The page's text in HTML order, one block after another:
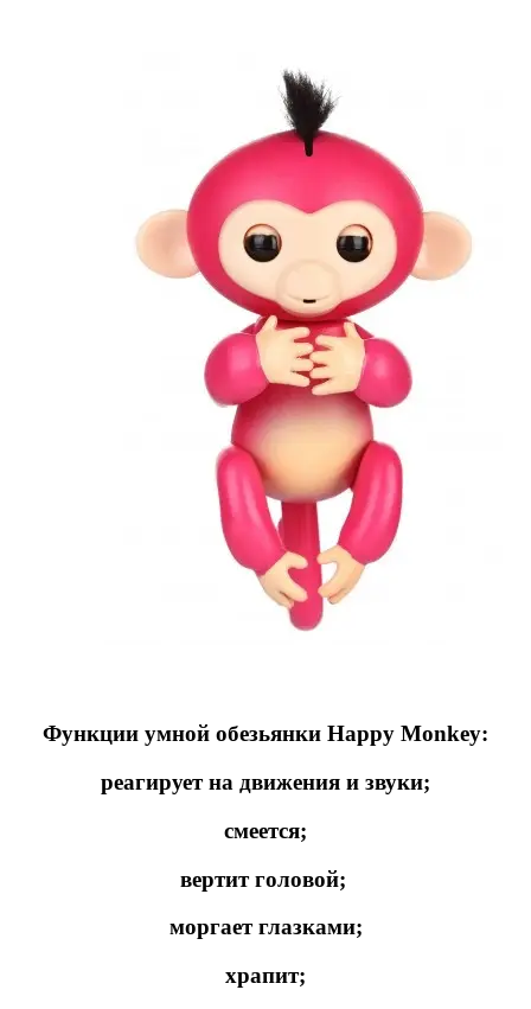
Функции умной обезьянки Happy Monkey:
реагирует на движения и звуки;
смеется;
вертит головой;
моргает глазками;
храпит;